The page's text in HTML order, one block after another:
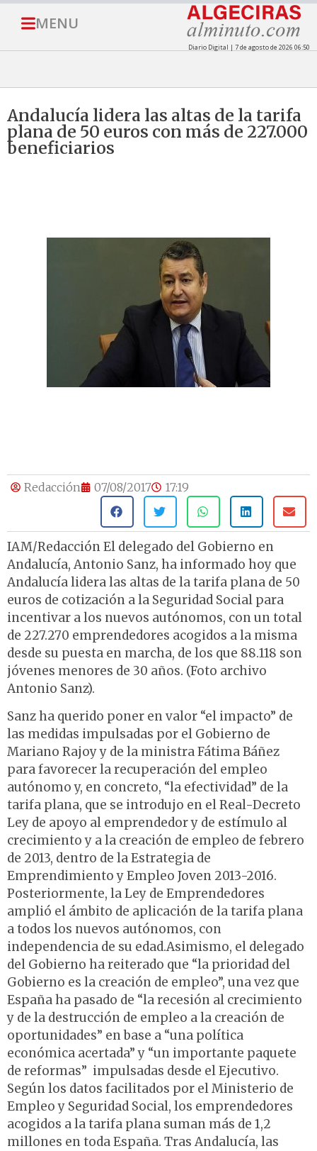
MENU
Diario Digital | 7 de agosto de 2026 06:50
Andalucía lidera las altas de la tarifa
plana de 50 euros con más de 227.000
beneficiarios
Redacción 07/08/2017 17:19
IAM/Redacción El delegado del Gobierno en
Andalucía, Antonio Sanz, ha informado hoy que
Andalucía lidera las altas de la tarifa plana de 50
euros de cotización a la Seguridad Social para
incentivar a los nuevos autónomos, con un total
de 227.270 emprendedores acogidos a la misma
desde su puesta en marcha, de los que 88.118 son
jóvenes menores de 30 años. (Foto archivo
Antonio Sanz).
Sanz ha querido poner en valor “el impacto” de
las medidas impulsadas por el Gobierno de
Mariano Rajoy y de la ministra Fátima Báñez
para favorecer la recuperación del empleo
autónomo y, en concreto, “la efectividad” de la
tarifa plana, que se introdujo en el Real-Decreto
Ley de apoyo al emprendedor y de estímulo al
crecimiento y a la creación de empleo de febrero
de 2013, dentro de la Estrategia de
Emprendimiento y Empleo Joven 2013-2016.
Posteriormente, la Ley de Emprendedores
amplió el ámbito de aplicación de la tarifa plana
a todos los nuevos autónomos, con
independencia de su edad.Asimismo, el delegado
del Gobierno ha reiterado que “la prioridad del
Gobierno es la creación de empleo”, una vez que
España ha pasado de “la recesión al crecimiento
y de la destrucción de empleo a la creación de
oportunidades” en base a “una política
económica acertada” y “un importante paquete
de reformas” impulsadas desde el Ejecutivo.
Según los datos facilitados por el Ministerio de
Empleo y Seguridad Social, los emprendedores
acogidos a la tarifa plana suman más de 1,2
millones en toda España. Tras Andalucía, las